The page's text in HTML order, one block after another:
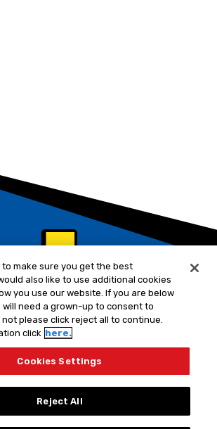
to make sure you get the best
also like to use additional cookies
you use our website. If you are below
will need a grown-up to consent to
please click reject all to continue.
click here.
Cookies Settings
Reject All